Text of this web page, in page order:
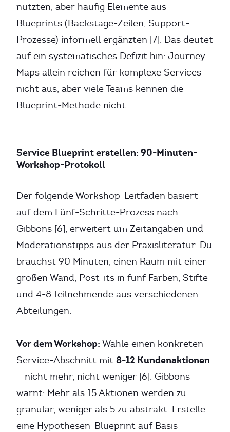
nutzten, aber häufig Elemente aus
Blueprints (Backstage-Zeilen, Support-
Prozesse) informell ergänzten [7]. Das deutet
auf ein systematisches Defizit hin: Journey
Maps allein reichen für komplexe Services
nicht aus, aber viele Teams kennen die
Blueprint-Methode nicht.
Service Blueprint erstellen: 90-Minuten-
Workshop-Protokoll
Der folgende Workshop-Leitfaden basiert
auf dem Fünf-Schritte-Prozess nach
Gibbons [6], erweitert um Zeitangaben und
Moderationstipps aus der Praxisliteratur. Du
brauchst 90 Minuten, einen Raum mit einer
großen Wand, Post-its in fünf Farben, Stifte
und 4-8 Teilnehmende aus verschiedenen
Abteilungen.
Vor dem Workshop: Wähle einen konkreten
Service-Abschnitt mit 8-12 Kundenaktionen
— nicht mehr, nicht weniger [6]. Gibbons
warnt: Mehr als 15 Aktionen werden zu
granular, weniger als 5 zu abstrakt. Erstelle
eine Hypothesen-Blueprint auf Basis